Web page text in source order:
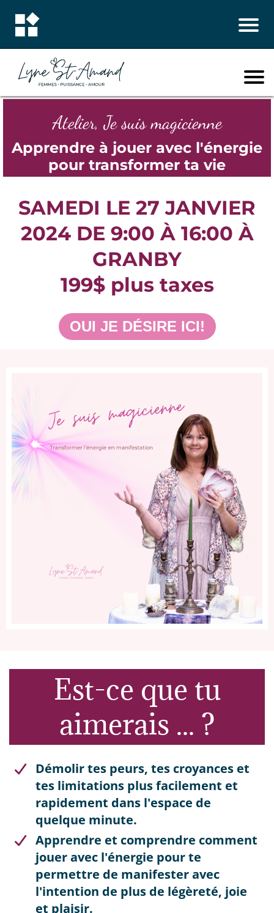
Atelier, Je suis magicienne
Apprendre à jouer avec l'énergie
pour transformer ta vie
SAMEDI LE 27 JANVIER
2024 DE 9:00 À 16:00 À
GRANBY
199$ plus taxes
OUI JE DÉSIRE ICI!
Est-ce que tu
aimerais ... ?
Démolir tes peurs, tes croyances et
tes limitations plus facilement et
rapidement dans l'espace de
quelque minute.
Apprendre et comprendre comment
jouer avec l'énergie pour te
permettre de manifester avec
l'intention de plus de légèreté, joie
et plaisir.